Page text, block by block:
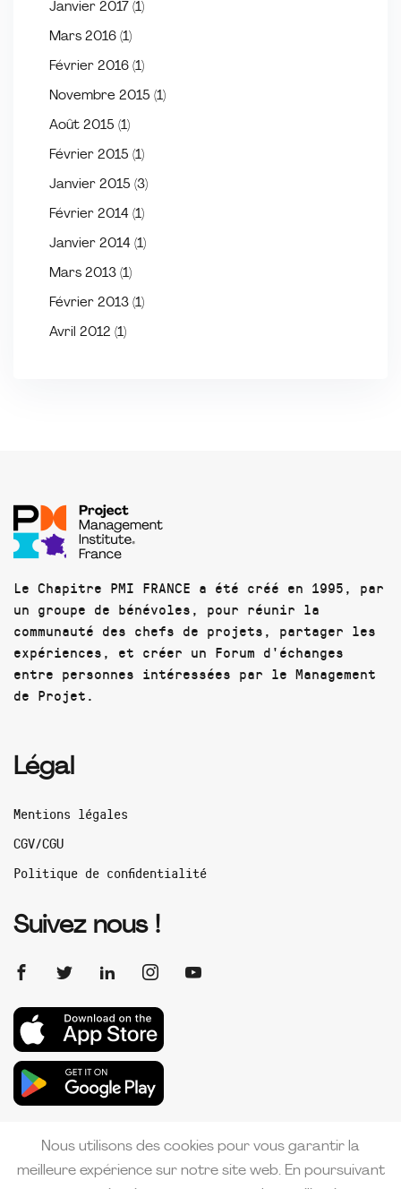
Janvier 2017 (1)
Mars 2016 (1)
Février 2016 (1)
Novembre 2015 (1)
Août 2015 (1)
Février 2015 (1)
Janvier 2015 (3)
Février 2014 (1)
Janvier 2014 (1)
Mars 2013 (1)
Février 2013 (1)
Avril 2012 (1)
Le Chapitre PMI FRANCE a été créé en 1995, par
un groupe de bénévoles, pour réunir la
communauté des chefs de projets, partager les
expériences, et créer un Forum d'échanges
entre personnes intéressées par le Management
de Projet.
Légal
Mentions légales
CGV/CGU
Politique de confidentialité
Suivez nous !
Nous utilisons des cookies pour vous garantir la
meilleure expérience sur notre site web. En poursuivant